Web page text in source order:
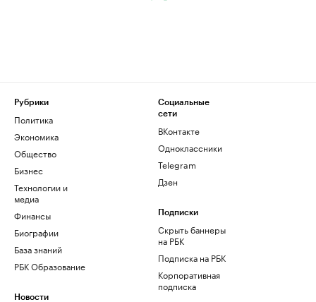
Рубрики
Политика
Экономика
Общество
Бизнес
Технологии и
медиа
Финансы
Биографии
База знаний
РБК Образование
Новости
Социальные
сети
ВКонтакте
Одноклассники
Telegram
Дзен
Подписки
Скрыть баннеры
на РБК
Подписка на РБК
Корпоративная
подписка